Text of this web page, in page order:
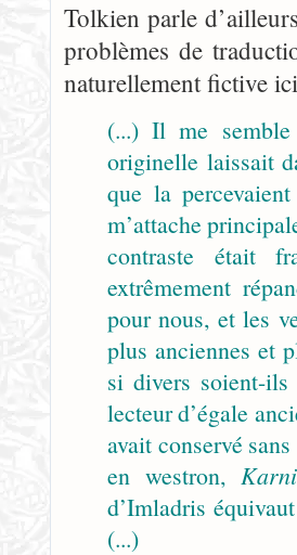
Tolkien parle
problèmes de
naturellement fictive
(...) Il me
originelle laissait
que la
m’attache
contraste était
extrêmement
pour nous, et les
plus anciennes et
si divers soient-
lecteur d’égale
avait conservé
en westron,
d’Imladris
(...)